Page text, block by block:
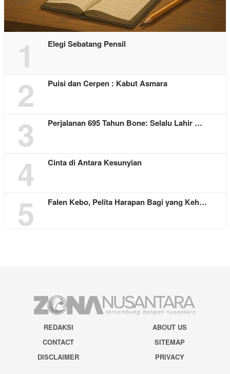
1 Elegi Sebatang Pensil
2 Puisi dan Cerpen : Kabut Asmara
3 Perjalanan 695 Tahun Bone: Selalu Lahir …
4 Cinta di Antara Kesunyian
5 Falen Kebo, Pelita Harapan Bagi yang Keh…
REDAKSI
ABOUT US
CONTACT
SITEMAP
DISCLAIMER
PRIVACY